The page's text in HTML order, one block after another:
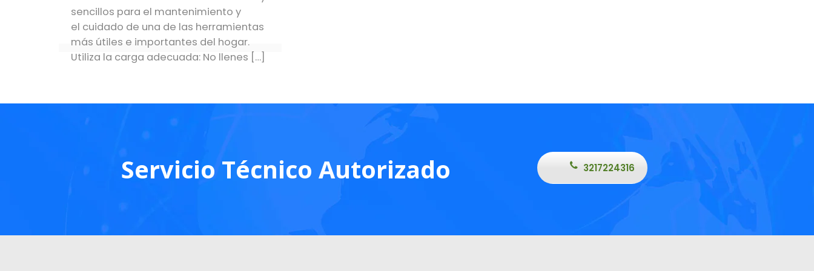
sencillos para el mantenimiento y
el cuidado de una de las herramientas
más útiles e importantes del hogar.
Utiliza la carga adecuada: No llenes […]
Servicio Técnico Autorizado 3217224316